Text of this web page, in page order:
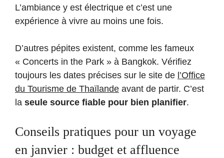
L’ambiance y est électrique et c’est une
expérience à vivre au moins une fois.
D’autres pépites existent, comme les fameux
« Concerts in the Park » à Bangkok. Vérifiez
toujours les dates précises sur le site de l’Office
du Tourisme de Thaïlande avant de partir. C’est
la seule source fiable pour bien planifier.
Conseils pratiques pour un voyage
en janvier : budget et affluence